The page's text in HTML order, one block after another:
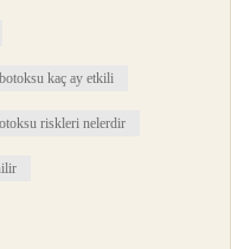
kaç ay etkili
riskleri nelerdir